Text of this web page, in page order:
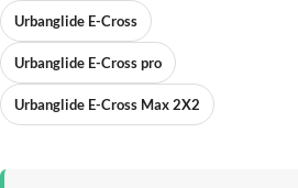
Urbanglide E-Cross
Urbanglide E-Cross pro
Urbanglide E-Cross Max 2X2